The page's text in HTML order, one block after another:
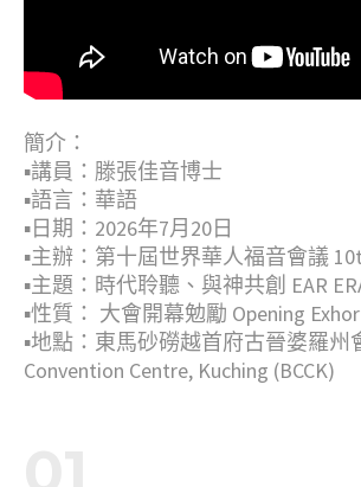
簡介：
▪︎講員：滕張佳音博士
▪︎語言：華語
▪︎日期：2026年7月20日
▪︎主辦：第十屆世界華人福音會議
▪︎主題：時代聆聽、與神共創 EAR
▪︎性質： 大會開幕勉勵 Opening
▪︎地點：東馬砂磱越首府古晉婆羅州
Convention Centre, Kuching (BCCK)